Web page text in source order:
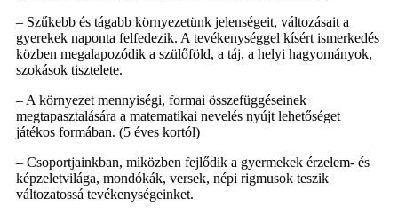
– Szűkebb és tágabb környezetünk jelenségeit, változásait a
gyerekek naponta felfedezik. A tevékenységgel kísért ismerkedés
közben megalapozódik a szülőföld, a táj, a helyi hagyományok,
szokások tisztelete.
– A környezet mennyiségi, formai összefüggéseinek
megtapasztalására a matematikai nevelés nyújt lehetőséget
játékos formában. (5 éves kortól)
– Csoportjainkban, miközben fejlődik a gyermekek érzelem- és
képzeletvilága, mondókák, versek, népi rigmusok teszik
változatossá tevékenységeinket.